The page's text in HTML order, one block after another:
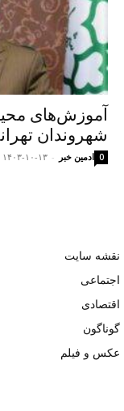
آموزش‌های
شهروندان
ادمین خبر - ۱۴۰۳-۱۰-۱۳ 0
نقشه سایت
اجتماعی
اقتصادی
گوناگون
عکس و فیلم